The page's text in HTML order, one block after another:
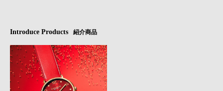
Introduce Products 紹介商品